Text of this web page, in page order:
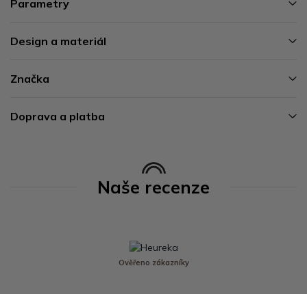
Parametry
Design a materiál
Značka
Doprava a platba
Naše recenze
Ověřeno zákazníky